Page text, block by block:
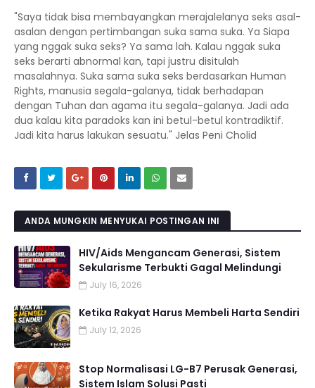
"Saya tidak bisa membayangkan merajalelanya seks asal-
asalan dengan pertimbangan suka sama suka. Ya Siapa
yang nggak suka seks? Ya sama lah. Kalau nggak suka
seks berarti abnormal kan, tapi justru disitulah
masalahnya. Suka sama suka seks berdasarkan Human
Rights, manusia segala-galanya, tidak berhadapan
dengan Tuhan dan agama itu segala-galanya. Jadi ada
dua kalau kita paradoks kan ini betul-betul kontradiktif.
Jadi kita harus lakukan sesuatu." Jelas Peni Cholid
ANDA MUNGKIN MENYUKAI POSTINGAN INI
HIV/Aids Mengancam Generasi, Sistem
Sekularisme Terbukti Gagal Melindungi
July 16, 2026
Ketika Rakyat Harus Membeli Harta Sendiri
July 12, 2026
Stop Normalisasi LG-B7 Perusak Generasi,
Sistem Islam Solusi Pasti